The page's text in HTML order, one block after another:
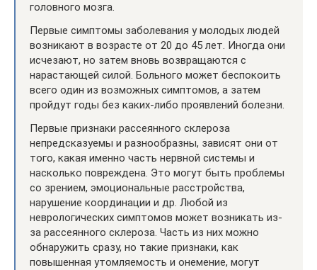
головного мозга.
Первые симптомы заболевания у молодых людей
возникают в возрасте от 20 до 45 лет. Иногда они
исчезают, но затем вновь возвращаются с
нарастающей силой. Больного может беспокоить
всего один из возможных симптомов, а затем
пройдут годы без каких-либо проявлений болезни.
Первые признаки рассеянного склероза
непредсказуемы и разнообразны, зависят они от
того, какая именно часть нервной системы и
насколько повреждена. Это могут быть проблемы
со зрением, эмоциональные расстройства,
нарушение координации и др. Любой из
неврологических симптомов может возникать из-
за рассеянного склероза. Часть из них можно
обнаружить сразу, но такие признаки, как
повышенная утомляемость и онемение, могут